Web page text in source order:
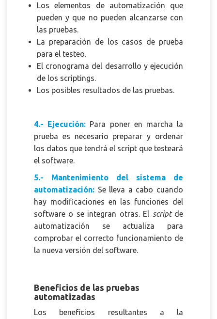
Los elementos de automatización que
pueden y que no pueden alcanzarse con
las pruebas.
La preparación de los casos de prueba
para el testeo.
El cronograma del desarrollo y ejecución
de los scriptings.
Los posibles resultados de las pruebas.
4.- Ejecución: Para poner en marcha la
prueba es necesario preparar y ordenar
los datos que tendrá el script que testeará
el software.
5.- Mantenimiento del sistema de
automatización: Se lleva a cabo cuando
hay modificaciones en las funciones del
software o se integran otras. El scriptde
automatización se actualiza para
comprobar el correcto funcionamiento de
la nueva versión del software.
Beneficios de las pruebas
automatizadas
Los beneficios resultantes a la